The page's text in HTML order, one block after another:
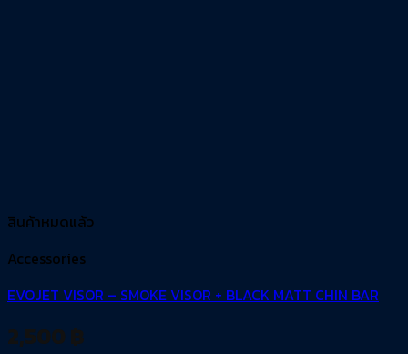
สินค้าหมดแล้ว
Accessories
EVOJET VISOR – SMOKE VISOR + BLACK MATT CHIN BAR
2,500 ฿